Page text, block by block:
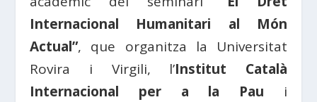
Internacional Humanitari al Món
Actual”, que organitza la Universitat
Rovira i Virgili, l’Institut Català
Internacional per a la Pau i